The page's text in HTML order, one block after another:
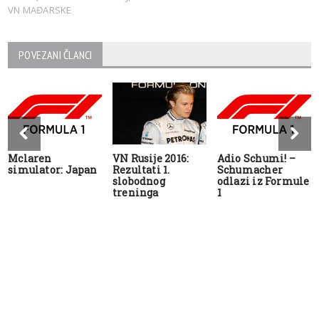
VN MAĐARSKE
POVEZANI ČLANCI
Mclaren
simulator: Japan
VN Rusije 2016:
Rezultati 1.
slobodnog
treninga
Adio Schumi! –
Schumacher
odlazi iz Formule
1